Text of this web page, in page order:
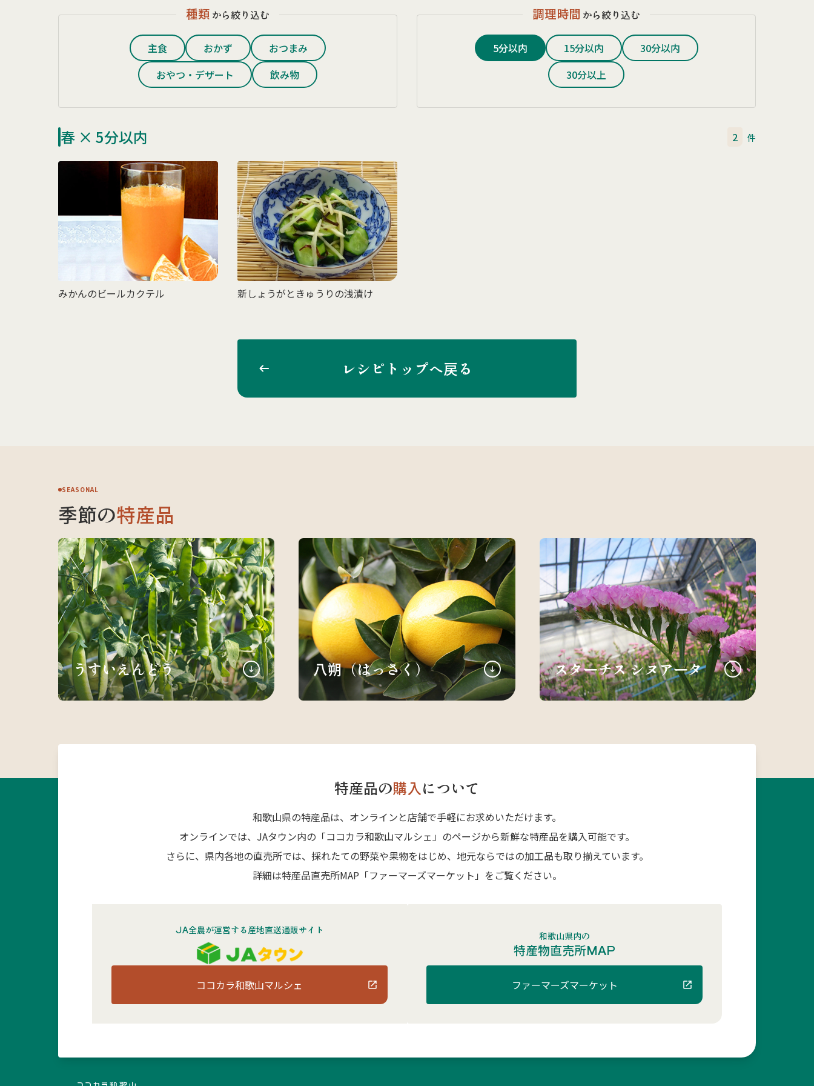
種類 から絞り込む
主食 おかず
おつまみ
おやつ・デザート
飲み物
調理時間 から絞り込む
5分以内 15分以内
30分以内
30分以上
春 × 5分以内 2 件
みかんのビールカクテル 新しょうがときゅうりの浅漬け
レシピトップへ戻る
SEASONAL
季節の特産品
うすいえんどう 八朔（はっさく） スターチス シヌアータ
特産品の購入について
和歌山県の特産品は、オンラインと店舗で手軽にお求めいただけます。
オンラインでは、JAタウン内の「ココカラ和歌山マルシェ」のページから新鮮な特産品を購入可能です。
さらに、県内各地の直売所では、採れたての野菜や果物をはじめ、地元ならではの加工品も取り揃えています。
詳細は特産品直売所MAP「ファーマーズマーケット」をご覧ください。
JA全農が運営する産地直送通販サイト
ココカラ和歌山マルシェ
和歌山県内の
特産物直売所MAP
ファーマーズマーケット